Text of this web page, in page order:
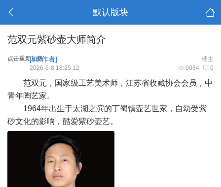
默认版块
范双元紫砂壶大师简介
点击重新加载 楼主
[db:作者]
9084 0
2026-6-8 18:25:12
范双元，国家级工艺美术师，江苏省收藏协会会员，中
青年陶艺家。
1964年出生于太湖之滨的丁蜀镇壶艺世家，自幼受紫
砂文化的影响，酷爱紫砂壶艺。